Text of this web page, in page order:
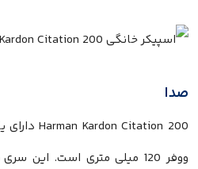
صدا